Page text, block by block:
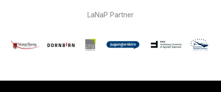
LaNaP Partner